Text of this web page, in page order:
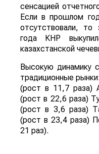
сенсацией
Если в прошлом
отсутствовали,
года КНР
казахстанской
Высокую динамику
традиционные
(рост в 11,7 раза)
(рост в 22,6 раза)
(рост в 3,6 раза)
(рост в 23,4 раза)
21 раз).